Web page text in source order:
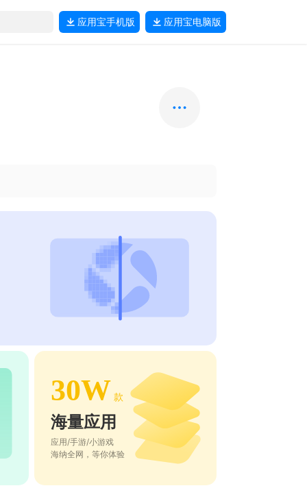
应用宝手机版 应用宝电脑版
30W 款
海量应用
应用/手游/小游戏
海纳全网，等你体验